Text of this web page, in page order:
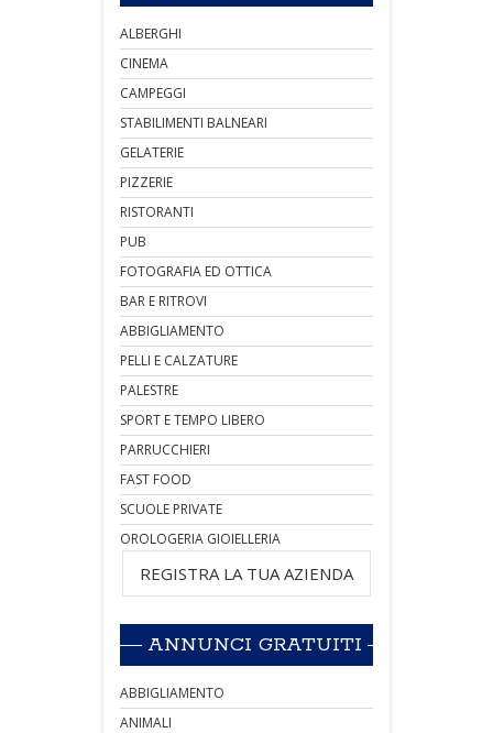
ALBERGHI
CINEMA
CAMPEGGI
STABILIMENTI BALNEARI
GELATERIE
PIZZERIE
RISTORANTI
PUB
FOTOGRAFIA ED OTTICA
BAR E RITROVI
ABBIGLIAMENTO
PELLI E CALZATURE
PALESTRE
SPORT E TEMPO LIBERO
PARRUCCHIERI
FAST FOOD
SCUOLE PRIVATE
OROLOGERIA GIOIELLERIA
REGISTRA LA TUA AZIENDA
ANNUNCI GRATUITI
ABBIGLIAMENTO
ANIMALI